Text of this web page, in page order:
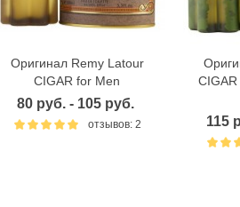
Быстрый просмотр
Оригинал Remy Latour
CIGAR for Men
80 руб. - 105 руб.
отзывов: 2 115